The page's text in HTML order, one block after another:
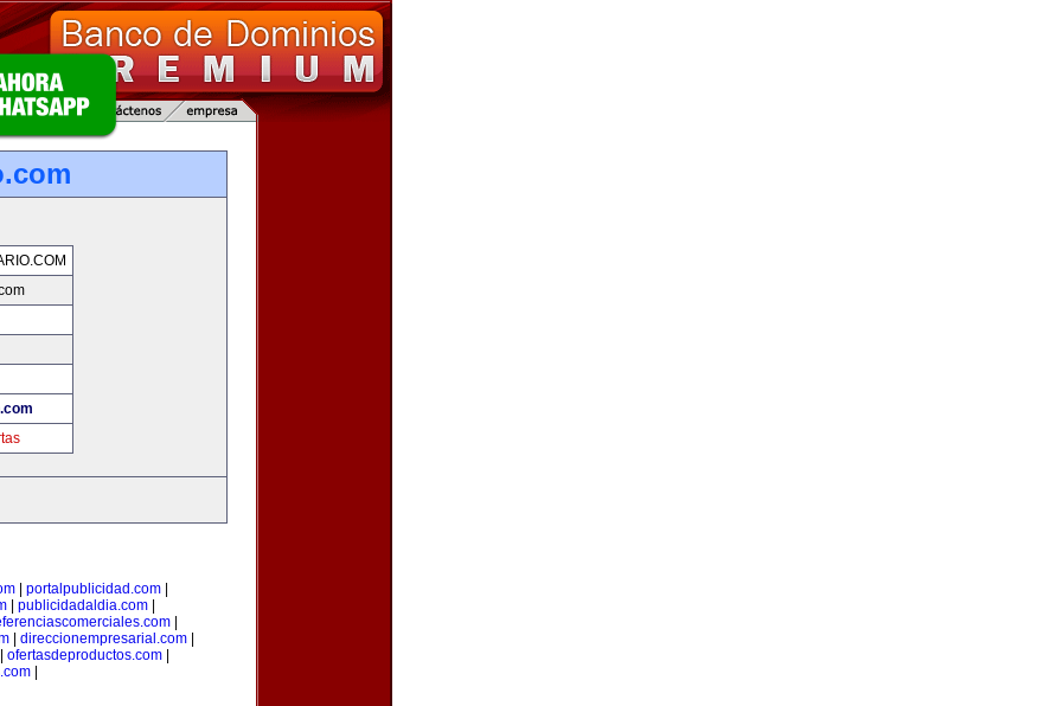
| portalpublicidad.com|
publicidadaldia.com
direccionempresarial.com
ofertasdeproductos.com